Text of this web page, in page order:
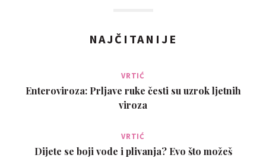
NAJČITANIJE
VRTIĆ
Enteroviroza: Prljave ruke česti su uzrok ljetnih
viroza
VRTIĆ
Dijete se boji vode i plivanja? Evo što možeš